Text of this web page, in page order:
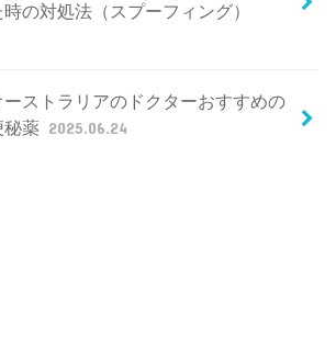
時の対処法（スプーフィング）
ーストラリアのドクターおすすめの
秘薬 2025.06.24